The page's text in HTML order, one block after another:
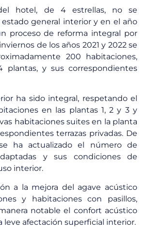
hotel, de 4 estrellas, no se
general interior y en el año
proceso de reforma integral por
de los años 2021 y 2022 se
200 habitaciones,
plantas, y sus correspondientes
ha sido integral, respetando el
en las plantas 1, 2 y 3 y
habitaciones suites en la planta
terrazas privadas. De
ha actualizado el número de
y sus condiciones de
interior.
a la mejora del agave acústico
y habitaciones con pasillos,
notable el confort acústico
leve afectación superficial interior.